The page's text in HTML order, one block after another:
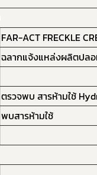
FAR-ACT FRECKLE
ฉลากแจ้งแหล่งผลิตปล
ตรวจพบ สารห้ามใช้
พบสารห้ามใช้